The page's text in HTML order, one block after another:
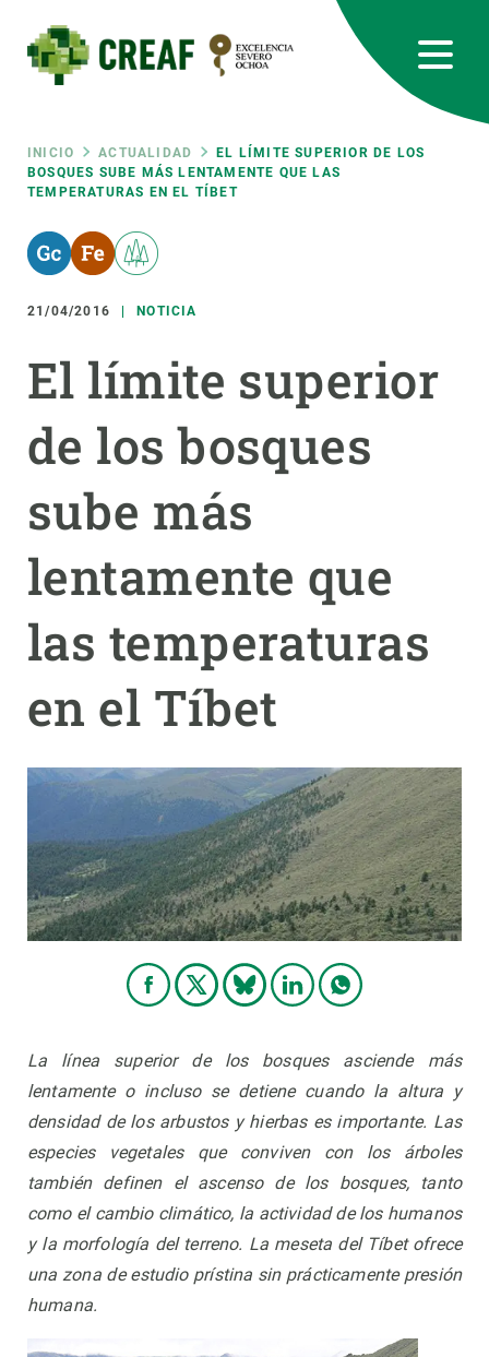
contenido
principal
Ruta
de
navegación
INICIO ACTUALIDAD
EL LÍMITE SUPERIOR DE LOS
BOSQUES SUBE MÁS LENTAMENTE QUE LAS
TEMPERATURAS EN EL TÍBET
21/04/2016 NOTICIA
El límite superior
de los bosques
sube más
lentamente que
las temperaturas
en el Tíbet
La línea superior de los bosques asciende más
lentamente o incluso se detiene cuando la altura y
densidad de los arbustos y hierbas es importante. Las
especies vegetales que conviven con los árboles
también definen el ascenso de los bosques, tanto
como el cambio climático, la actividad de los humanos
y la morfología del terreno. La meseta del Tíbet ofrece
una zona de estudio prístina sin prácticamente presión
humana.
RRSS
Featured
responsive
Responsive
menu
INVESTIGACIÓN
CIENCIA EN ACCIÓN
NOTICIAS Y AGENDA